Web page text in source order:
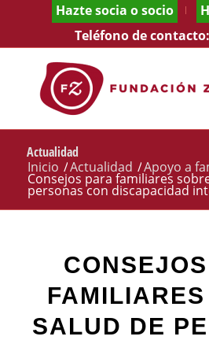
Hazte socia o socio
Teléfono de
Actualidad
Inicio /Actualidad /Apoyo a
Consejos para familiares
personas con discapacidad
SALUD DE